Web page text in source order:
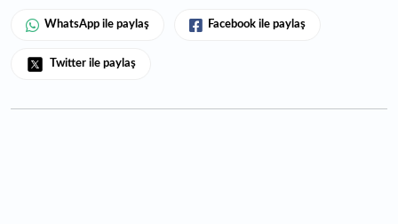
WhatsApp ile paylaş Facebook ile paylaş
Twitter ile paylaş